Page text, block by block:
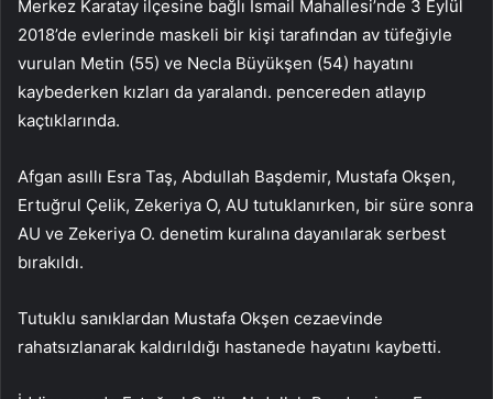
Merkez Karatay ilçesine bağlı İsmail Mahallesi’nde 3 Eylül
2018’de evlerinde maskeli bir kişi tarafından av tüfeğiyle
vurulan Metin (55) ve Necla Büyükşen (54) hayatını
kaybederken kızları da yaralandı. pencereden atlayıp
kaçtıklarında.
Afgan asıllı Esra Taş, Abdullah Başdemir, Mustafa Okşen,
Ertuğrul Çelik, Zekeriya O, AU tutuklanırken, bir süre sonra
AU ve Zekeriya O. denetim kuralına dayanılarak serbest
bırakıldı.
Tutuklu sanıklardan Mustafa Okşen cezaevinde
rahatsızlanarak kaldırıldığı hastanede hayatını kaybetti.